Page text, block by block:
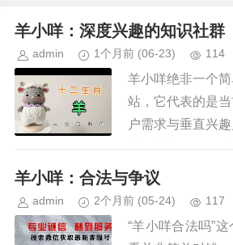
羊小咩：深度兴趣的知识社群
admin 1个月前 (06-23) 114
羊小咩绝非一个
站，它代表的是
户需求与垂直兴
社群生态。理解
其表面的界面视
羊小咩：合法与争议
admin 2个月前 (05-24) 117
“羊小咩合法吗”